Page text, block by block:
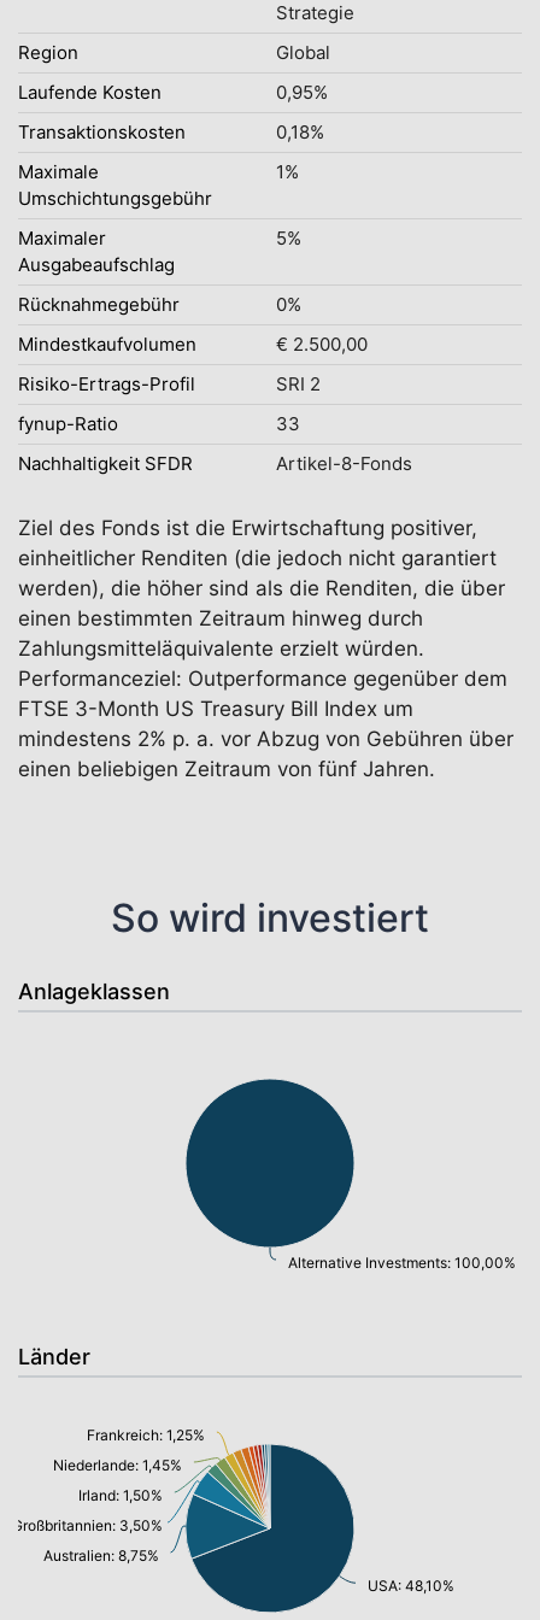
Strategie
Region
Global
Laufende Kosten
0,95%
Transaktionskosten
0,18%
Maximale
Umschichtungsgebühr
1%
Maximaler
Ausgabeaufschlag
5%
Rücknahmegebühr
0%
Mindestkaufvolumen
€ 2.500,00
Risiko-Ertrags-Profil
SRI 2
fynup-Ratio
33
Nachhaltigkeit SFDR
Artikel-8-Fonds
Ziel des Fonds ist die Erwirtschaftung positiver,
einheitlicher Renditen (die jedoch nicht garantiert
werden), die höher sind als die Renditen, die über
einen bestimmten Zeitraum hinweg durch
Zahlungsmitteläquivalente erzielt würden.
Performanceziel: Outperformance gegenüber dem
FTSE 3-Month US Treasury Bill Index um
mindestens 2% p. a. vor Abzug von Gebühren über
einen beliebigen Zeitraum von fünf Jahren.
So wird investiert
Anlageklassen
Alternative Investments: 100,00%
Länder
USA: 48,10%
Australien: 8,75%
Großbritannien: 3,50%
Irland: 1,50%
Niederlande: 1,45%
Frankreich: 1,25%